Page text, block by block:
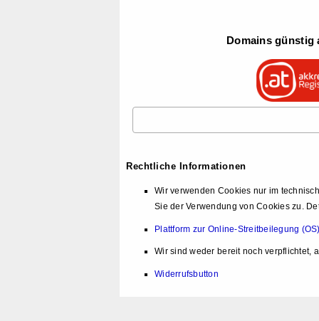
Domains günstig
Rechtliche Informationen
Wir verwenden Cookies nur im
Sie der Verwendung von Cookies zu.
Plattform zur Online-Streitbeilegung
Wir sind weder bereit noch verpflichtet,
Widerrufsbutton